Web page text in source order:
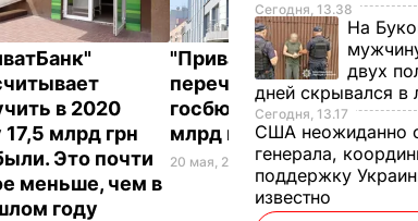
в 2020
17,5 млрд грн
Это почти
меньше, чем в
году
"ПриватБанк"
перечислит в
госбюджет 24,5
млрд грн
20 мая, 22.14 ДЕНЬГИ
Сегодня, 13.38
На
двух
дней скрывался в
Сегодня, 13.17
США неожиданно
генерала,
поддержку
известно